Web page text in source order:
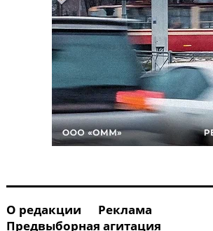
О редакции
Реклама
Предвыборная агитация